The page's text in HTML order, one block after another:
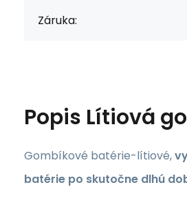
Záruka:
Popis Lítiová
Gombíkové batérie-lítiové,
batérie po skutočne dlhú